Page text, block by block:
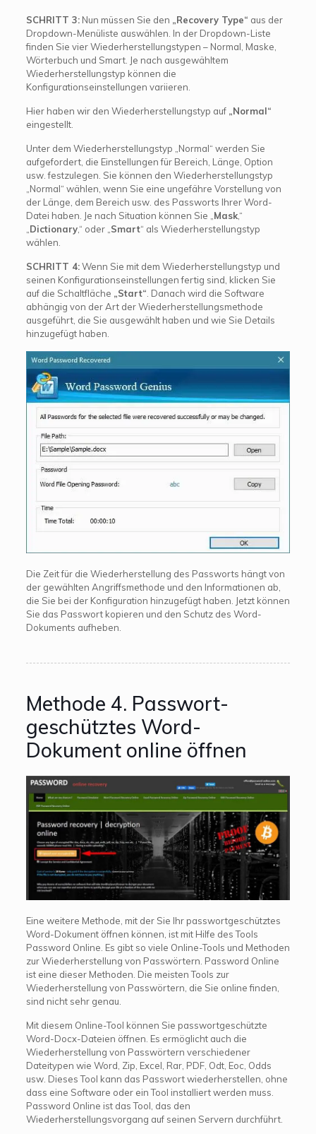
SCHRITT 3:Nun müssen Sie den „Recovery Type“ aus der
Dropdown-Menüliste auswählen. In der Dropdown-Liste
finden Sie vier Wiederherstellungstypen – Normal, Maske,
Wörterbuch und Smart. Je nach ausgewähltem
Wiederherstellungstyp können die
Konfigurationseinstellungen variieren.
Hier haben wir den Wiederherstellungstyp auf „Normal“
eingestellt.
Unter dem Wiederherstellungstyp „Normal“ werden Sie
aufgefordert, die Einstellungen für Bereich, Länge, Option
usw. festzulegen. Sie können den Wiederherstellungstyp
„Normal“ wählen, wenn Sie eine ungefähre Vorstellung von
der Länge, dem Bereich usw. des Passworts Ihrer Word-
Datei haben. Je nach Situation können Sie „ Mask,“
Dictionary,“ oder „ Smart“ als Wiederherstellungstyp
wählen.
SCHRITT 4:Wenn Sie mit dem Wiederherstellungstyp und
seinen Konfigurationseinstellungen fertig sind, klicken Sie
auf die Schaltfläche „Start“ . Danach wird die Software
abhängig von der Art der Wiederherstellungsmethode
ausgeführt, die Sie ausgewählt haben und wie Sie Details
hinzugefügt haben.
Die Zeit für die Wiederherstellung des Passworts hängt von
der gewählten Angriffsmethode und den Informationen ab,
die Sie bei der Konfiguration hinzugefügt haben. Jetzt können
Sie das Passwort kopieren und den Schutz des Word-
Dokuments aufheben.
Methode 4. Passwort-
geschütztes Word-
Dokument online öffnen
Eine weitere Methode, mit der Sie Ihr passwortgeschütztes
Word-Dokument öffnen können, ist mit Hilfe des Tools
Password Online. Es gibt so viele Online-Tools und Methoden
zur Wiederherstellung von Passwörtern. Password Online
ist eine dieser Methoden. Die meisten Tools zur
Wiederherstellung von Passwörtern, die Sie online finden,
sind nicht sehr genau.
Mit diesem Online-Tool können Sie passwortgeschützte
Word-Docx-Dateien öffnen. Es ermöglicht auch die
Wiederherstellung von Passwörtern verschiedener
Dateitypen wie Word, Zip, Excel, Rar, PDF, Odt, Eoc, Odds
usw. Dieses Tool kann das Passwort wiederherstellen, ohne
dass eine Software oder ein Tool installiert werden muss.
Password Online ist das Tool, das den
Wiederherstellungsvorgang auf seinen Servern durchführt.